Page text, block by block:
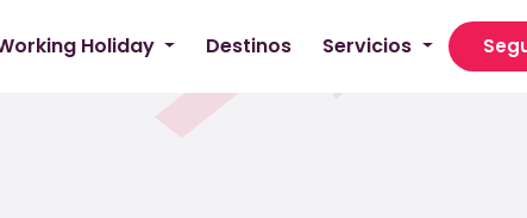
Holiday Destinos Servicios